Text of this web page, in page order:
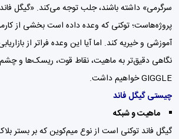
سرگرمی» داشته باشند، جلب توجه می‌کند. «گیگل
پروژه‌هاست؛ توکنی که وعده داده است بخشی از
آموزشی و خیریه کند. اما آیا این وعده فراتر از
نگاهی دقیق‌تر به ماهیت، نقاط قوت، ریسک‌ها و
GIGGLE خواهیم داشت.
چیستی گیگل فاند
ماهیت و شبکه